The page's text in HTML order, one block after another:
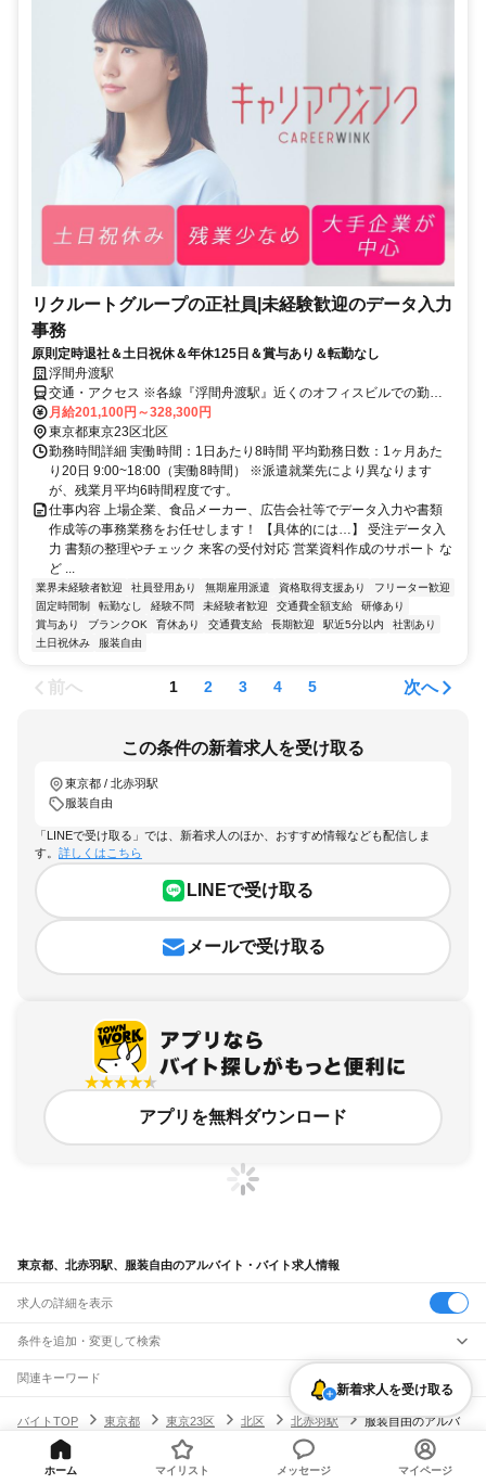
リクルートグループの正社員|未経験歓迎のデータ入力
事務
原則定時退社＆土日祝休＆年休125日＆賞与あり＆転勤なし
浮間舟渡駅
交通・アクセス ※各線『浮間舟渡駅』近くのオフィスビルでの勤務
となります
月給201,100円～328,300円
東京都東京23区北区
勤務時間詳細 実働時間：1日あたり8時間 平均勤務日数：1ヶ月あた
り20日 9:00~18:00（実働8時間） ※派遣就業先により異なります
が、残業月平均6時間程度です。
仕事内容 上場企業、食品メーカー、広告会社等でデータ入力や書類
作成等の事務業務をお任せします！ 【具体的には…】 受注データ入
力 書類の整理やチェック 来客の受付対応 営業資料作成のサポート な
ど ...
業界未経験者歓迎 社員登用あり 無期雇用派遣 資格取得支援あり
フリーター歓迎
固定時間制
転勤なし 経験不問 未経験者歓迎 交通費全額支給
研修あり
賞与あり
ブランクOK 育休あり 交通費支給 長期歓迎 駅近5分以内
社割あり
土日祝休み
服装自由
前へ 1 2 3 4 5 次へ
この条件の新着求人を受け取る
東京都 / 北赤羽駅
服装自由
「LINEで受け取る」では、新着求人のほか、おすすめ情報なども配信しま
す。 詳しくはこちら
LINEで受け取る
メールで受け取る
アプリを無料ダウンロード
東京都、北赤羽駅、服装自由のアルバイト・バイト求人情報
求人の詳細を表示
条件を追加・変更して検索
市区町村を追加・変更
東京都すべて
東京23区
千代田区
新宿区 墨田区江東区
大田区
世田谷区
杉並区 荒川区板橋区 葛飾区
駅を追加・変更
JR東海道本線(東京～熱海)
東京駅新橋駅
職種を追加・変更
飲食・フードサービス
関連キーワード
ガチャガチャ
バイトTOP
東京都 東京23区 北区 北赤羽駅
服装自由のアルバ
イト・バイト・求人
新着求人を受け取る
ホーム マイリスト メッセージ マイページ